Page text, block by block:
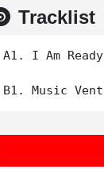
Tracklist
A1. I Am Ready